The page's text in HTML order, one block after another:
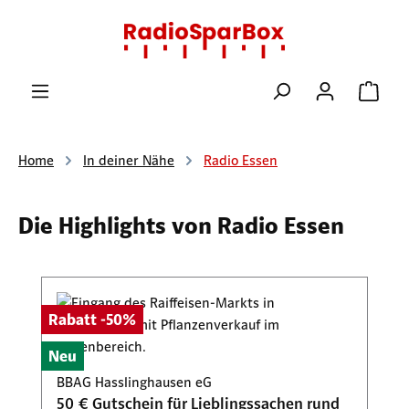
Zum Hauptinhalt springen
Home In deiner Nähe Radio Essen
Die Highlights von Radio Essen
Rabatt -50%
Neu
BBAG Hasslinghausen eG
50 € Gutschein für Lieblingssachen rund